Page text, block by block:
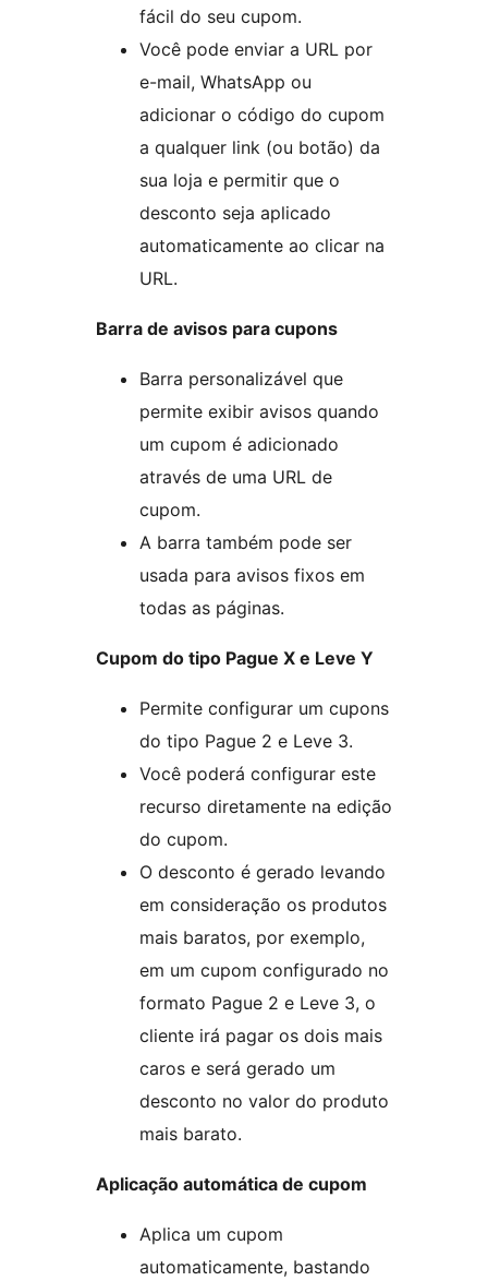
fácil do seu cupom.
Você pode enviar a URL por
e-mail, WhatsApp ou
adicionar o código do cupom
a qualquer link (ou botão) da
sua loja e permitir que o
desconto seja aplicado
automaticamente ao clicar na
URL.
Barra de avisos para cupons
Barra personalizável que
permite exibir avisos quando
um cupom é adicionado
através de uma URL de
cupom.
A barra também pode ser
usada para avisos fixos em
todas as páginas.
Cupom do tipo Pague X e Leve Y
Permite configurar um cupons
do tipo Pague 2 e Leve 3.
Você poderá configurar este
recurso diretamente na edição
do cupom.
O desconto é gerado levando
em consideração os produtos
mais baratos, por exemplo,
em um cupom configurado no
formato Pague 2 e Leve 3, o
cliente irá pagar os dois mais
caros e será gerado um
desconto no valor do produto
mais barato.
Aplicação automática de cupom
Aplica um cupom
automaticamente, bastando